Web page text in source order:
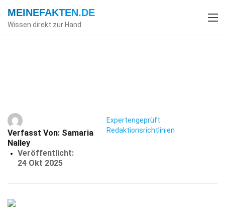
MEINEFAKTEN.DE
Wissen direkt zur Hand
Verfasst Von: Samaria
Nalley
Veröffentlicht:
24 Okt 2025
Expertengeprüft
Redaktionsrichtlinien